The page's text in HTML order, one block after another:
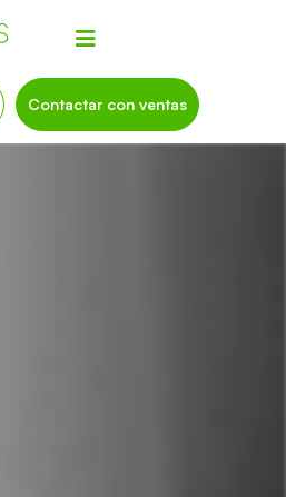
Contactar con ventas